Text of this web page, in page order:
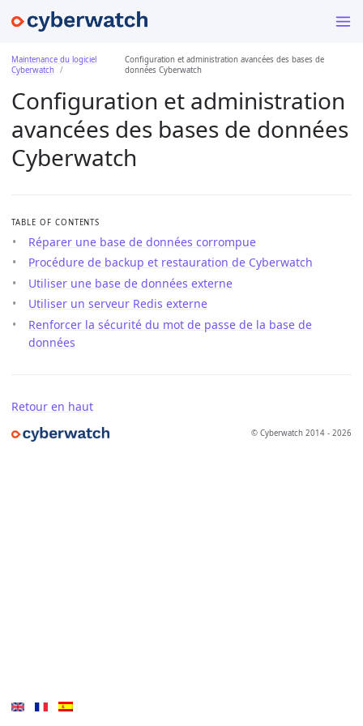
Maintenance du logiciel
Cyberwatch
Configuration et administration avancées des bases de
données Cyberwatch
Configuration et administration
avancées des bases de données
Cyberwatch
TABLE OF CONTENTS
Réparer une base de données corrompue
Procédure de backup et restauration de Cyberwatch
Utiliser une base de données externe
Utiliser un serveur Redis externe
Renforcer la sécurité du mot de passe de la base de
données
Retour en haut
© Cyberwatch 2014 - 2026